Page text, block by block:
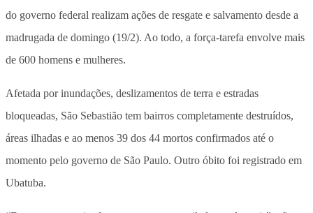
do governo federal realizam ações de resgate e salvamento desde a
madrugada de domingo (19/2). Ao todo, a força-tarefa envolve mais
de 600 homens e mulheres.
Afetada por inundações, deslizamentos de terra e estradas
bloqueadas, São Sebastião tem bairros completamente destruídos,
áreas ilhadas e ao menos 39 dos 44 mortos confirmados até o
momento pelo governo de São Paulo. Outro óbito foi registrado em
Ubatuba.